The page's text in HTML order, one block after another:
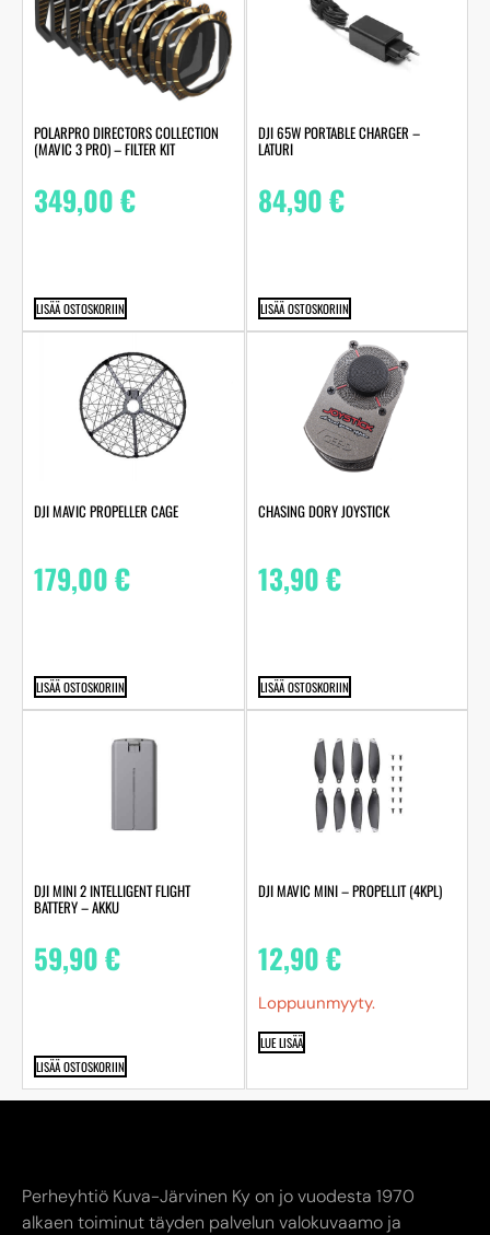
POLARPRO DIRECTORS COLLECTION
(MAVIC 3 PRO) – FILTER KIT
349,00€
LISÄÄ OSTOSKORIIN
DJI 65W PORTABLE CHARGER –
LATURI
84,90€
LISÄÄ OSTOSKORIIN
DJI MAVIC PROPELLER CAGE
179,00€
LISÄÄ OSTOSKORIIN
CHASING DORY JOYSTICK
13,90€
LISÄÄ OSTOSKORIIN
DJI MINI 2 INTELLIGENT FLIGHT
BATTERY – AKKU
59,90€
LISÄÄ OSTOSKORIIN
DJI MAVIC MINI – PROPELLIT (4KPL)
12,90€
Loppuunmyyty.
LUE LISÄÄ
Perheyhtiö Kuva-Järvinen Ky on jo vuodesta 1970
alkaen toiminut täyden palvelun valokuvaamo ja